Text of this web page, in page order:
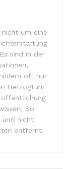
nicht um eine
sind in der
oft nur
Herzogtum
So
und nicht
entfernt.